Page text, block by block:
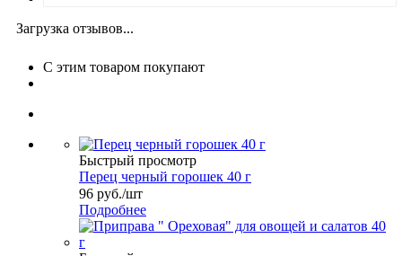
Загрузка отзывов...
С этим товаром покупают
Быстрый просмотр
Перец черный горошек 40 г
96 руб./шт
Подробнее